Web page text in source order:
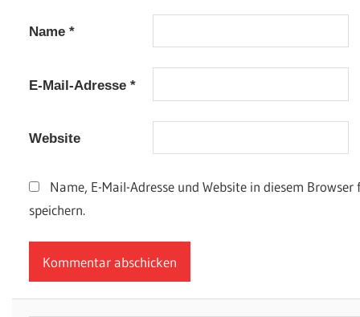
Name*
E-Mail-Adresse*
Website
Name, E-Mail-Adresse und Website in diesem
speichern.